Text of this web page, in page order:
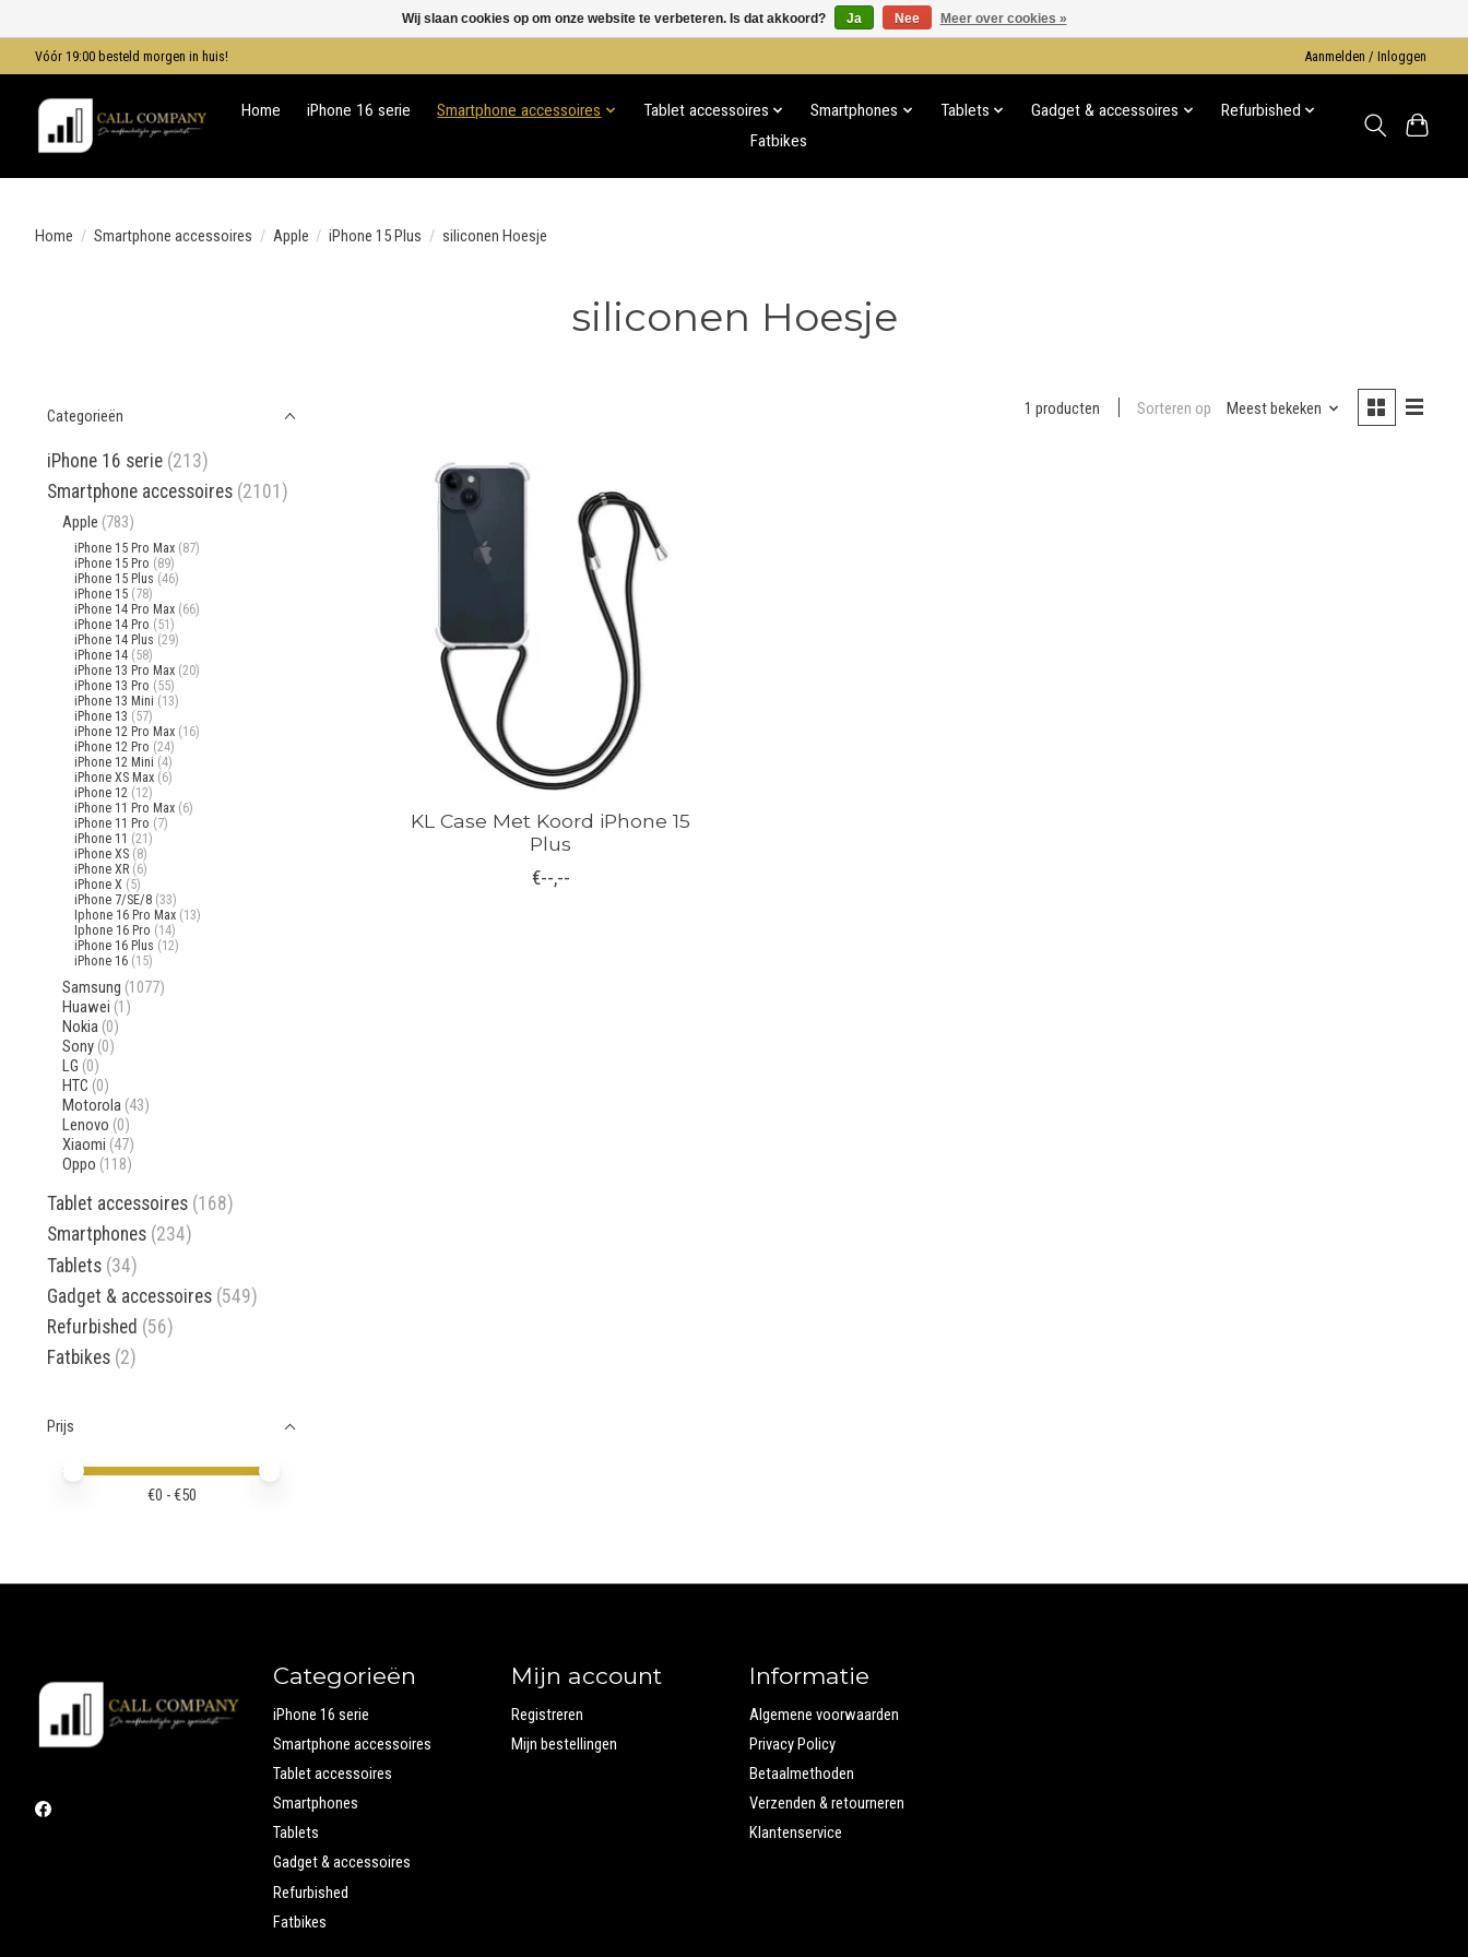
Vóór 19:00 besteld morgen in huis! Aanmelden / Inloggen
Home iPhone 16 serie Smartphone accessoires Tablet accessoires Smartphones Tablets Gadget & accessoires
Refurbished
Fatbikes
Home / Smartphone accessoires / Apple / iPhone 15 Plus / siliconen Hoesje
siliconen Hoesje
Categorieën
iPhone 16 serie (213)
Smartphone accessoires (2101)
Apple (783)
iPhone 15 Pro Max (87)
iPhone 15 Pro (89)
iPhone 15 Plus (46)
iPhone 15 (78)
iPhone 14 Pro Max (66)
iPhone 14 Pro (51)
iPhone 14 Plus (29)
iPhone 14 (58)
iPhone 13 Pro Max (20)
iPhone 13 Pro (55)
iPhone 13 Mini (13)
iPhone 13 (57)
iPhone 12 Pro Max (16)
iPhone 12 Pro (24)
iPhone 12 Mini (4)
iPhone XS Max (6)
iPhone 12 (12)
iPhone 11 Pro Max (6)
iPhone 11 Pro (7)
iPhone 11 (21)
iPhone XS (8)
iPhone XR (6)
iPhone X (5)
iPhone 7/SE/8 (33)
Iphone 16 Pro Max (13)
Iphone 16 Pro (14)
iPhone 16 Plus (12)
iPhone 16 (15)
Samsung (1077)
Huawei (1)
Nokia (0)
Sony (0)
LG (0)
HTC (0)
Motorola (43)
Lenovo (0)
Xiaomi (47)
Oppo (118)
Tablet accessoires (168)
Smartphones (234)
Tablets (34)
Gadget & accessoires (549)
Refurbished (56)
Fatbikes (2)
Prijs
Minimale prijswaarde
Price maximum value
€0 - €50
1 producten Sorteren op Meest bekeken
KL Case Met Koord iPhone 15
Plus
€--,--
Categorieën
iPhone 16 serie
Smartphone accessoires
Tablet accessoires
Smartphones
Tablets
Gadget & accessoires
Refurbished
Fatbikes
Mijn account
Registreren
Mijn bestellingen
Informatie
Algemene voorwaarden
Privacy Policy
Betaalmethoden
Verzenden & retourneren
Klantenservice
Wij slaan cookies op om onze website te verbeteren. Is dat akkoord? Ja Nee Meer over cookies »